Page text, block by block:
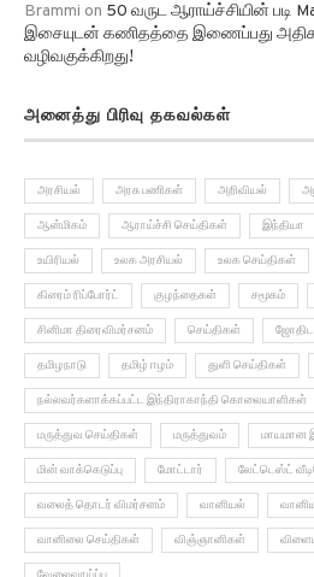
Brammi on 50 வருட ஆராய்ச்சியின் படி
இசையுடன் கணிதத்தை இணைப்பது அதிக
வழிவகுக்கிறது!
அனைத்து பிரிவு தகவல்கள்
அரசியல் அரசு பணிகள் அறிவியல்
ஆன்மிகம் ஆராய்ச்சி செய்திகள் இந்தியா
உயிரியல் உலக அரசியல் உலக செய்திகள்
கிரைம் ரிப்போர்ட் குழந்தைகள் சமூகம்
சினிமா திரைவிமர்சனம் செய்திகள்
தமிழநாடு தமிழ் ஈழம் துளி செய்திகள்
நல்லவர்களாக்கப்பட்ட இந்திராகாந்தி கொலையாளிகள்
மருத்துவ செய்திகள் மருத்துவம் மாயமான
மின் வாக்கெடுப்பு மோட்டார் லேட்டெஸ்ட்
வலைத் தொடர் விமர்சனம் வானியல்
வானிலை செய்திகள் விஞ்ஞானிகள்